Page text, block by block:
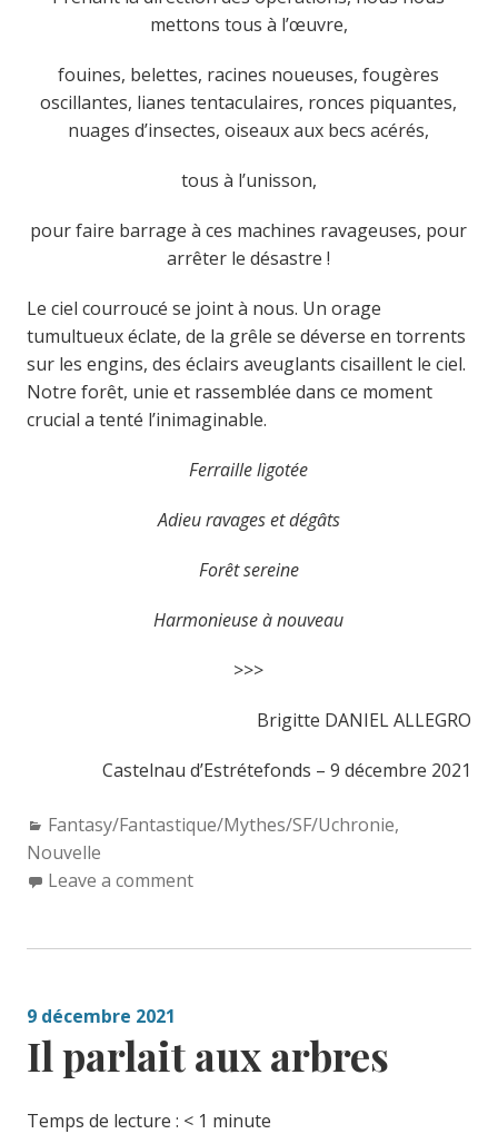
mettons tous à l’œuvre,
fouines, belettes, racines noueuses, fougères
oscillantes, lianes tentaculaires, ronces piquantes,
nuages d’insectes, oiseaux aux becs acérés,
tous à l’unisson,
pour faire barrage à ces machines ravageuses, pour
arrêter le désastre !
Le ciel courroucé se joint à nous. Un orage
tumultueux éclate, de la grêle se déverse en torrents
sur les engins, des éclairs aveuglants cisaillent le ciel.
Notre forêt, unie et rassemblée dans ce moment
crucial a tenté l’inimaginable.
Ferraille ligotée
Adieu ravages et dégâts
Forêt sereine
Harmonieuse à nouveau
>>>
Brigitte DANIEL ALLEGRO
Castelnau d’Estrétefonds – 9 décembre 2021
Categories:
Fantasy/Fantastique/Mythes/SF/Uchronie,
Nouvelle
Leave a comment
9 décembre 2021
Il parlait aux arbres
Temps de lecture : < 1 minute